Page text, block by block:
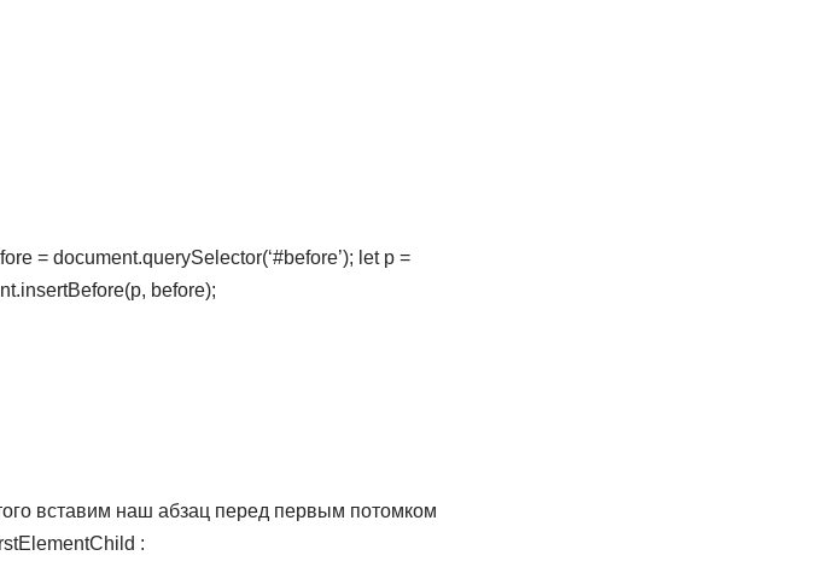
= document.querySelector(‘#before’); let p =
before);
вставим наш абзац перед первым потомком
: